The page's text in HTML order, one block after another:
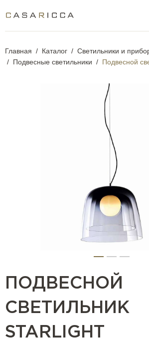
Главная Каталог
Светильники и
Подвесные светильники
Подвесной
ПОДВЕСНОЙ
СВЕТИЛЬНИК
STARLIGHT